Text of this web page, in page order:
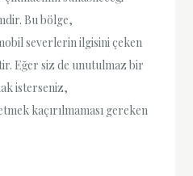
Bu bölge,
severlerin ilgisini çeken
Eğer siz de unutulmaz bir
isterseniz,
kaçırılmaması gereken